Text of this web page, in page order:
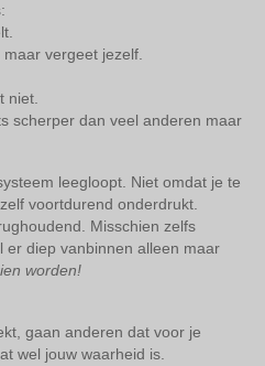
vergeet jezelf.
niet.
scherper dan veel anderen maar
leegloopt. Niet omdat je te
voortdurend onderdrukt.
Misschien zelfs
er diep vanbinnen alleen maar
worden!
gaan anderen dat voor je
wel jouw waarheid is.